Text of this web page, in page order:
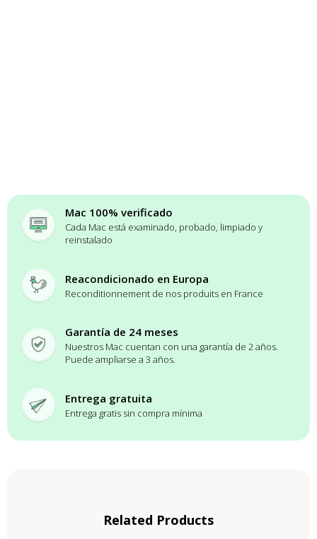
Mac 100% verificado
Cada Mac está examinado, probado, limpiado y
reinstalado
Reacondicionado en Europa
Reconditionnement de nos produits en France
Garantía de 24 meses
Nuestros Mac cuentan con una garantía de 2 años.
Puede ampliarse a 3 años.
Entrega gratuita
Entrega gratis sin compra mínima
Related Products